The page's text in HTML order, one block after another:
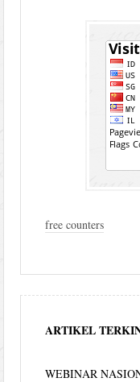
free counters
ARTIKEL
WEBINAR